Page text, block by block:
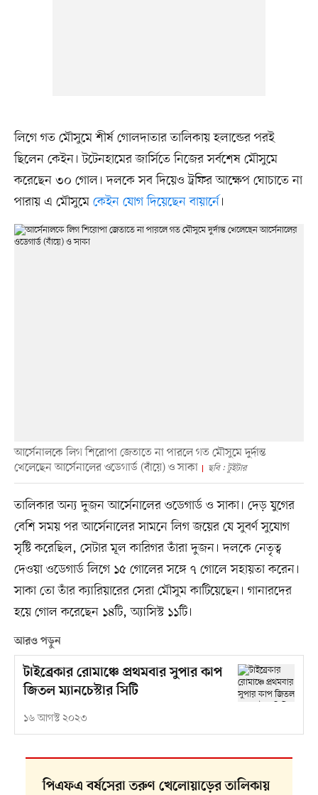
লিগে গত মৌসুমে শীর্ষ গোলদাতার তালিকায় হলান্ডের পরই
ছিলেন কেইন। টটেনহামের জার্সিতে নিজের সর্বশেষ মৌসুমে
করেছেন ৩০ গোল। দলকে সব দিয়েও ট্রফির আক্ষেপ ঘোচাতে না
পারায় এ মৌসুমে কেইন যোগ দিয়েছেন বায়ার্নে।
আর্সেনালকে লিগ শিরোপা জেতাতে না পারলে গত মৌসুমে দুর্দান্ত
খেলেছেন আর্সেনালের ওডেগার্ড (বাঁয়ে) ও সাকা
ছবি : টুইটার
তালিকার অন্য দুজন আর্সেনালের ওডেগার্ড ও সাকা। দেড় যুগের
বেশি সময় পর আর্সেনালের সামনে লিগ জয়ের যে সুবর্ণ সুযোগ
সৃষ্টি করেছিল, সেটার মূল কারিগর তাঁরা দুজন। দলকে নেতৃত্ব
দেওয়া ওডেগার্ড লিগে ১৫ গোলের সঙ্গে ৭ গোলে সহায়তা করেন।
সাকা তো তাঁর ক্যারিয়ারের সেরা মৌসুম কাটিয়েছেন। গানারদের
হয়ে গোল করেছেন ১৪টি, অ্যাসিস্ট ১১টি।
আরও পড়ুন
টাইব্রেকার রোমাঞ্চে প্রথমবার সুপার কাপ
জিতল ম্যানচেস্টার সিটি
১৬ আগস্ট ২০২৩
পিএফএ বর্ষসেরা তরুণ খেলোয়াড়ের তালিকায়